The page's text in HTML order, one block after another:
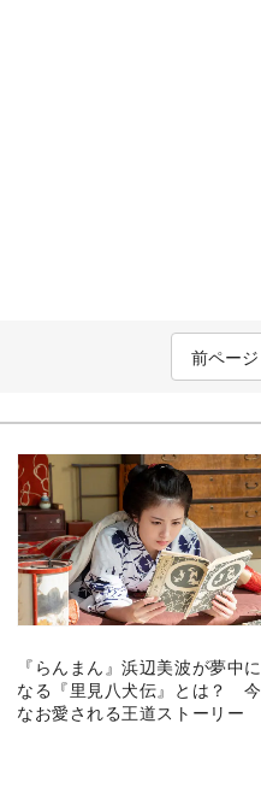
前ページ
『らんまん』浜辺美波が夢中に
なる『里見八犬伝』とは？ 今
なお愛される王道ストーリー